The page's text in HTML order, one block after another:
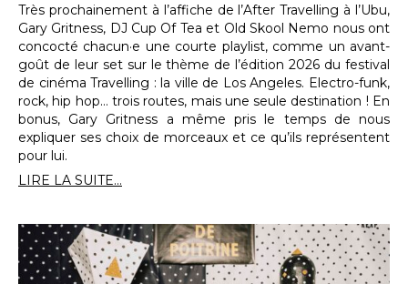
Très prochainement à l’affiche de l’After Travelling à l’Ubu,
Gary Gritness, DJ Cup Of Tea et Old Skool Nemo nous ont
concocté chacun·e une courte playlist, comme un avant-
goût de leur set sur le thème de l’édition 2026 du festival
de cinéma Travelling : la ville de Los Angeles. Electro-funk,
rock, hip hop… trois routes, mais une seule destination ! En
bonus, Gary Gritness a même pris le temps de nous
expliquer ses choix de morceaux et ce qu’ils représentent
pour lui.
LIRE LA SUITE...